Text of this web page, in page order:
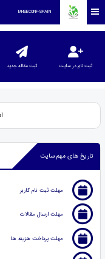
MHSECONF-SPAIN
ثبت نام در سایت ثبت مقاله جدید
تاریخ های مهم سایت
مهلت ثبت نام کاربر
مهلت ارسال مقالات
مهلت پرداخت هزینه ها